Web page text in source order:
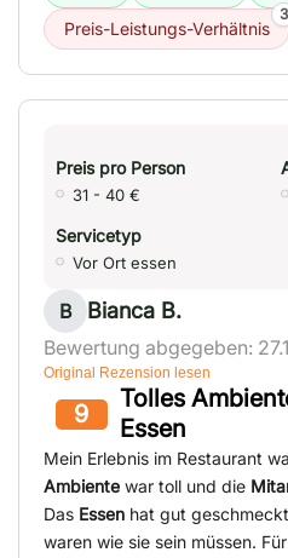
Preis-Leistungs-Verhältnis
3
Preis pro Person
31 - 40 €
Servicetyp
Vor Ort essen
B Bianca B.
Bewertung abgegeben:
Original Rezension lesen
9
Tolles
Essen
Mein Erlebnis im Restaurant
Ambiente war toll und die
Das Essen hat gut
waren wie sie sein müssen.